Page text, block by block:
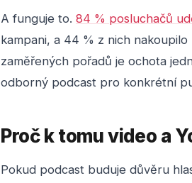
A funguje to. 84 % posluchačů
kampani, a 44 % z nich
zaměřených pořadů je ochota
odborný podcast pro konkrétní
Proč k tomu video a
Pokud podcast buduje důvěru